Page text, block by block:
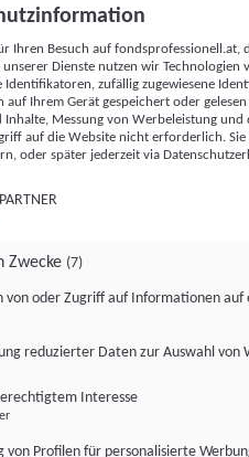
Messung von Werbeleistung
Zielgruppenforschung.
Online-Kennungen (z. B. login-
Kennungen,
zusammen mit anderen
Browserinformationen,
Technologien usw.) auf
dort ausgelesen werden, um es
eine App oder einer Webseite
mehrere der hier aufgeführten
Ihren Besuch auf
unserer Dienste nutzen wir Technologien
Identifikatoren, zufällig zugewiesene
auf Ihrem Gerät gespeichert oder
Messung von Werbeleistung
auf die Website nicht erforderlich.
oder später jederzeit via
PARTNER
Zwecke (7)
von oder Zugriff auf Informationen auf
reduzierter Daten zur Auswahl von
Interesse
von Profilen für personalisierte